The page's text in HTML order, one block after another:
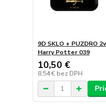
9D SKLO + PUZDRO
Harry Potter 039
10,50 €
8,54 € bez DPH